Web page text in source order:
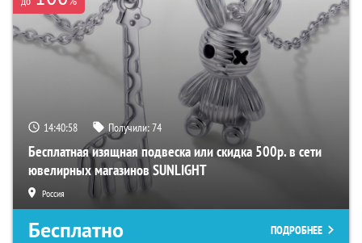
14:40:57 Получили:74
Бесплатная изящная подвеска или скидка 500р. в сети
ювелирных магазинов SUNLIGHT
Россия
Бесплатно ПОДРОБНЕЕ